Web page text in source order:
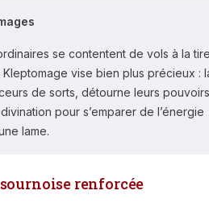
se contentent de vols à la
vise bien plus précieux :
de sorts, détourne leurs pouvoirs
pour s’emparer de l’énergie
lame.
renforcée